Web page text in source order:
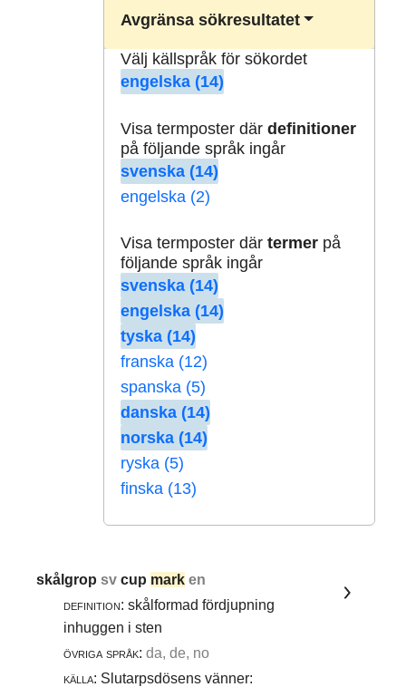
Avgränsa sökresultatet
Välj källspråk för sökordet
engelska (14)
Visa termposter där definitioner
på följande språk ingår
svenska (14)
engelska (2)
Visa termposter där termerpå
följande språk ingår
svenska (14)
engelska (14)
tyska (14)
franska (12)
spanska (5)
danska (14)
norska (14)
ryska (5)
finska (13)
skålgropsvcup mark en
definition: skålformad fördjupning
inhuggen i sten
övriga språk: da, de, no
källa: Slutarpsdösens vänner: